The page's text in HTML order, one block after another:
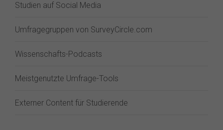
Studien auf Social Media
Umfragegruppen von SurveyCircle.com
Wissenschafts-Podcasts
Meistgenutzte Umfrage-Tools
Externer Content für Studierende